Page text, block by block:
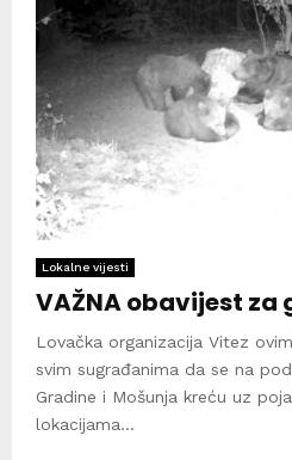
Lokalne vijesti
VAŽNA obavijest za
Lovačka organizacija Vitez
svim sugrađanima da se na
Gradine i Mošunja kreću uz
lokacijama...